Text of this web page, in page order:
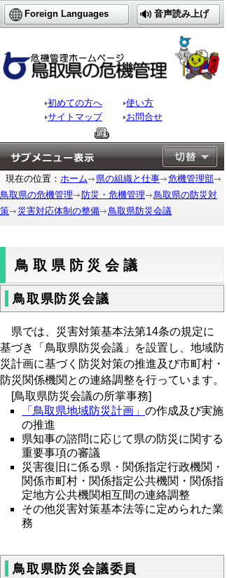
Foreign Languages 音声読み上げ
初めての方へ
使い方
サイトマップ
お問合せ
現在の位置： ホーム 県の組織と仕事
危機管理部
鳥取県の危機管理
防災・危機管理
鳥取県の防災対
策
災害対応体制の整備 鳥取県防災会議
鳥取県防災会議
鳥取県防災会議
県では、災害対策基本法第14条の規定に
基づき「鳥取県防災会議」を設置し、地域防
災計画に基づく防災対策の推進及び市町村・
防災関係機関との連絡調整を行っています。
[鳥取県防災会議の所掌事務]
「鳥取県地域防災計画」の作成及び実施
の推進
県知事の諮問に応じて県の防災に関する
重要事項の審議
災害復旧に係る県・関係指定行政機関・
関係市町村・関係指定公共機関・関係指
定地方公共機関相互間の連絡調整
その他災害対策基本法等に定められた業
務
鳥取県防災会議委員